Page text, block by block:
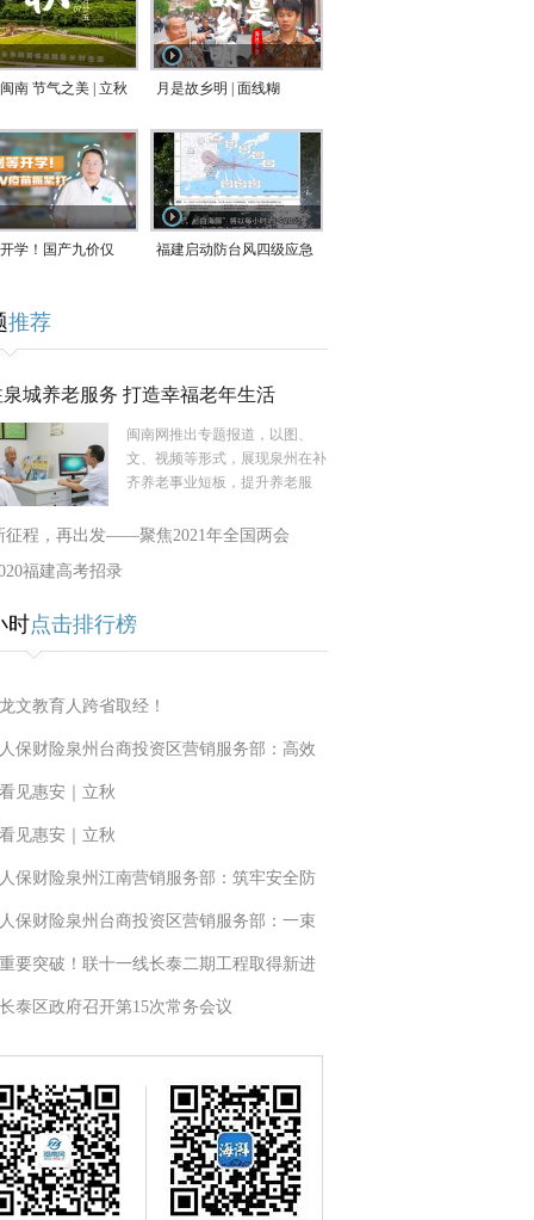
南 节气之美 | 立秋 月是故乡明 | 面线糊
学！国产九价仅 福建启动防台风四级应急
推荐
城养老服务 打造幸福老年生活
闽南网推出专题报道，以图、
文、视频等形式，展现泉州在补
齐养老事业短板，提升养老服
征程，再出发——聚焦2021年全国两会
福建高考招录
时点击排行榜
龙文教育人跨省取经！
人保财险泉州台商投资区营销服务部：高效
看见惠安｜立秋
看见惠安｜立秋
人保财险泉州江南营销服务部：筑牢安全防
人保财险泉州台商投资区营销服务部：一束
重要突破！联十一线长泰二期工程取得新进
长泰区政府召开第15次常务会议